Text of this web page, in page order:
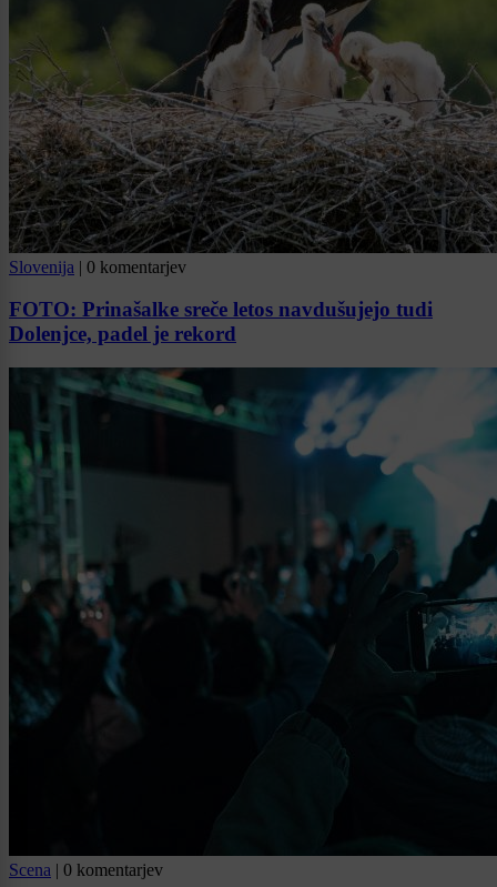
Slovenija | 0 komentarjev
FOTO: Prinašalke sreče letos navdušujejo tudi
Dolenjce, padel je rekord
Scena | 0 komentarjev